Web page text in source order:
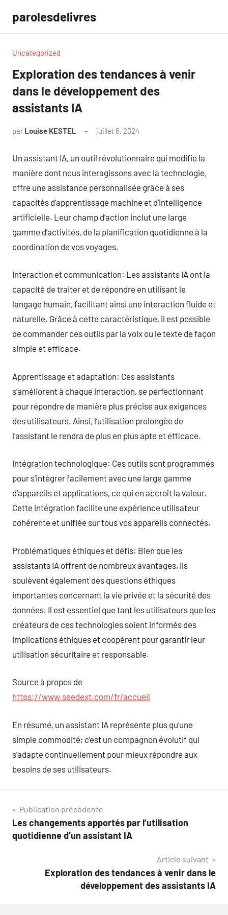
contenu
parolesdelivres
Uncategorized
Exploration des tendances à venir
dans le développement des
assistants IA
par Louise KESTEL juillet 6, 2024
Un assistant IA, un outil révolutionnaire qui modifie la
manière dont nous interagissons avec la technologie,
offre une assistance personnalisée grâce à ses
capacités d’apprentissage machine et d’intelligence
artificielle. Leur champ d’action inclut une large
gamme d’activités, de la planification quotidienne à la
coordination de vos voyages.
Interaction et communication: Les assistants IA ont la
capacité de traiter et de répondre en utilisant le
langage humain, facilitant ainsi une interaction fluide et
naturelle. Grâce à cette caractéristique, il est possible
de commander ces outils par la voix ou le texte de façon
simple et efficace.
Apprentissage et adaptation: Ces assistants
s’améliorent à chaque interaction, se perfectionnant
pour répondre de manière plus précise aux exigences
des utilisateurs. Ainsi, l’utilisation prolongée de
l’assistant le rendra de plus en plus apte et efficace.
Intégration technologique: Ces outils sont programmés
pour s’intégrer facilement avec une large gamme
d’appareils et applications, ce qui en accroît la valeur.
Cette intégration facilite une expérience utilisateur
cohérente et unifiée sur tous vos appareils connectés.
Problématiques éthiques et défis: Bien que les
assistants IA offrent de nombreux avantages, ils
soulèvent également des questions éthiques
importantes concernant la vie privée et la sécurité des
données. Il est essentiel que tant les utilisateurs que les
créateurs de ces technologies soient informés des
implications éthiques et coopèrent pour garantir leur
utilisation sécuritaire et responsable.
Source à propos de
https://www.seedext.com/fr/accueil
En résumé, un assistant IA représente plus qu’une
simple commodité; c’est un compagnon évolutif qui
s’adapte continuellement pour mieux répondre aux
besoins de ses utilisateurs.
Navigation
de
Publication précédente
Les changements apportés par l’utilisation
quotidienne d’un assistant IA
Article suivant
Exploration des tendances à venir dans le
développement des assistants IA